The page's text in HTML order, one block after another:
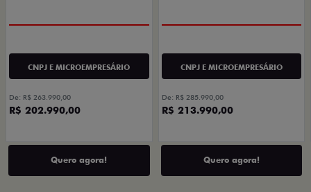
CNPJ E MICROEMPRESÁRIO
De: R$ 263.990,00
R$ 202.990,00
Quero agora!
CNPJ E MICROEMPRESÁRIO
De: R$ 285.990,00
R$ 213.990,00
Quero agora!